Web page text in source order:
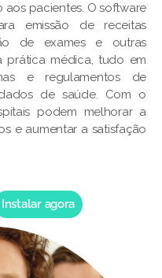
pacientes. O software
emissão de receitas
de exames e outras
prática médica, tudo em
e regulamentos de
de saúde. Com o
podem melhorar a
e aumentar a satisfação
Instalar agora